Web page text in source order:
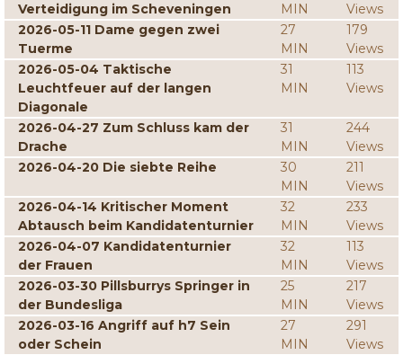
Verteidigung im Scheveningen
MIN
Views
2026-05-11 Dame gegen zwei
Tuerme
27
MIN
179
Views
2026-05-04 Taktische
Leuchtfeuer auf der langen
Diagonale
31
MIN
113
Views
2026-04-27 Zum Schluss kam der
Drache
31
MIN
244
Views
2026-04-20 Die siebte Reihe
30
MIN
211
Views
2026-04-14 Kritischer Moment
Abtausch beim Kandidatenturnier
32
MIN
233
Views
2026-04-07 Kandidatenturnier
der Frauen
32
MIN
113
Views
2026-03-30 Pillsburrys Springer in
der Bundesliga
25
MIN
217
Views
2026-03-16 Angriff auf h7 Sein
oder Schein
27
MIN
291
Views